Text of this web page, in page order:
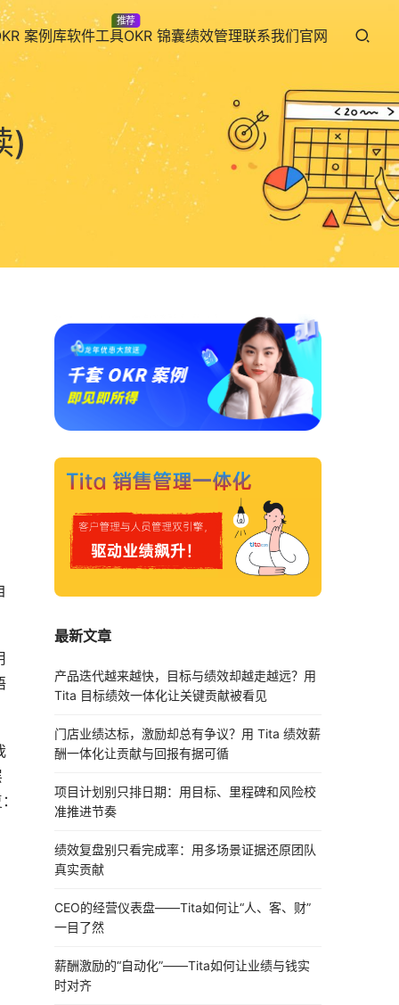
案例库软件工具
推荐
OKR 锦囊绩效管理联系我们官网
)
最新文章
产品迭代越来越快，目标与绩效却越走越远？用
Tita 目标绩效一体化让关键贡献被看见
门店业绩达标，激励却总有争议？用 Tita 绩效薪
酬一体化让贡献与回报有据可循
项目计划别只排日期：用目标、里程碑和风险校
准推进节奏
绩效复盘别只看完成率：用多场景证据还原团队
真实贡献
CEO的经营仪表盘——Tita如何让“人、客、财”
一目了然
薪酬激励的“自动化”——Tita如何让业绩与钱实
时对齐